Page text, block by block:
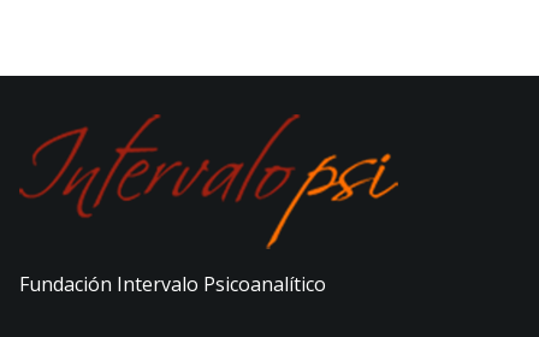
Fundación Intervalo Psicoanalítico